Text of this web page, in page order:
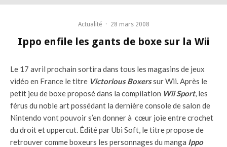
Actualité · 28 mars 2008
Ippo enfile les gants de boxe sur la Wii
Le 17 avril prochain sortira dans tous les magasins de jeux
vidéo en France le titre Victorious Boxerssur Wii. Après le
petit jeu de boxe proposé dans la compilation Wii Sport, les
férus du noble art possédant la dernière console de salon de
Nintendo vont pouvoir s’en donner à cœur joie entre crochet
du droit et uppercut. Édité par Ubi Soft, le titre propose de
retrouver comme boxeurs les personnages du manga Ippo